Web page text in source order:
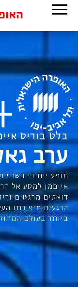
בלט בוריס
ערב
מופע ייחודי בשתי
אייפמן למסע אל
דואטים מרגשים
הרגעים מיצירתו
ביותר בעולם